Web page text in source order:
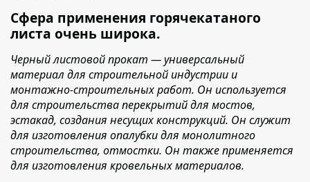
Сфера применения горячекатаного
листа очень широка.
Черный листовой прокат — универсальный
материал для строительной индустрии и
монтажно-строительных работ. Он используется
для строительства перекрытий для мостов,
эстакад, создания несущих конструкций. Он служит
для изготовления опалубки для монолитного
строительства, отмостки. Он также применяется
для изготовления кровельных материалов.